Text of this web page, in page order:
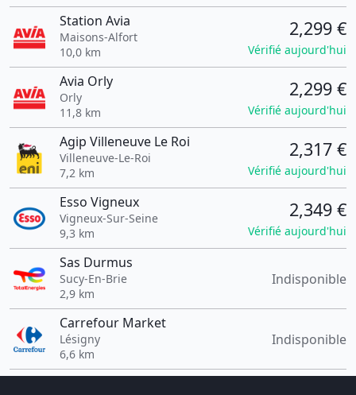
Station Avia
Maisons-Alfort
10,0 km
2,299 €
Vérifié aujourd'hui
Avia Orly
Orly
11,8 km
2,299 €
Vérifié aujourd'hui
Agip Villeneuve Le Roi
Villeneuve-Le-Roi
7,2 km
2,317 €
Vérifié aujourd'hui
Esso Vigneux
Vigneux-Sur-Seine
9,3 km
2,349 €
Vérifié aujourd'hui
Sas Durmus
Sucy-En-Brie
2,9 km
Indisponible
Carrefour Market
Lésigny
6,6 km
Indisponible